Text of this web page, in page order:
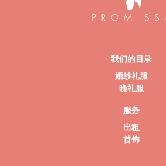
我们的目录
婚纱礼服
晚礼服
服务
出租
首饰